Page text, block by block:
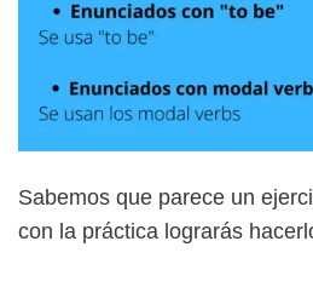
Sabemos que parece un
con la práctica lograrás